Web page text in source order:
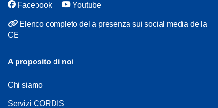
Facebook Youtube
Elenco completo della presenza sui social media della
CE
A proposito di noi
Chi siamo
Servizi CORDIS